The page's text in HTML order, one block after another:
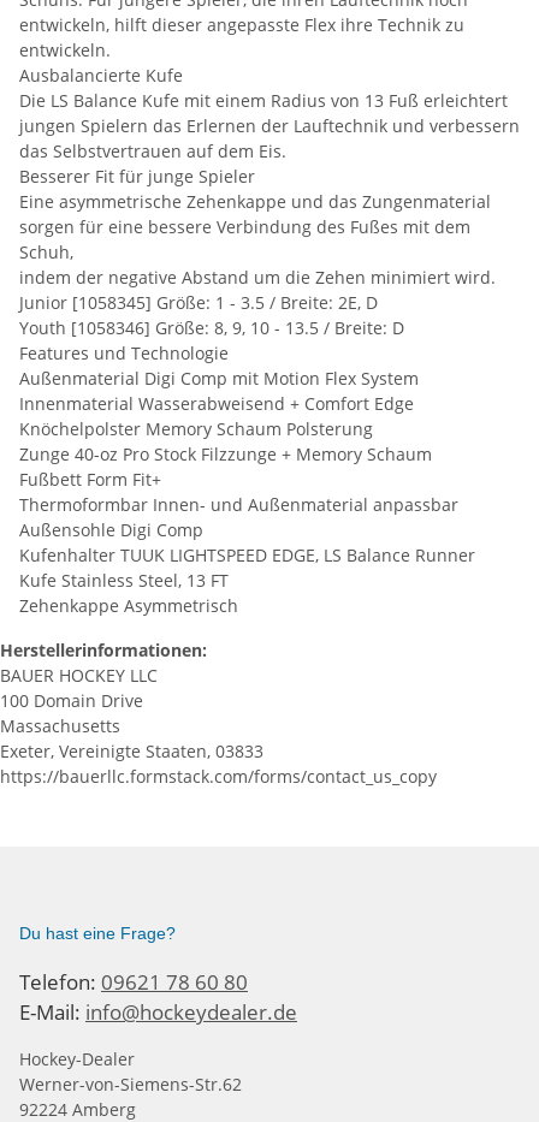
entwickeln, hilft dieser angepasste Flex ihre Technik zu
entwickeln.
Ausbalancierte Kufe
Die LS Balance Kufe mit einem Radius von 13 Fuß erleichtert
jungen Spielern das Erlernen der Lauftechnik und verbessern
das Selbstvertrauen auf dem Eis.
Besserer Fit für junge Spieler
Eine asymmetrische Zehenkappe und das Zungenmaterial
sorgen für eine bessere Verbindung des Fußes mit dem
Schuh,
indem der negative Abstand um die Zehen minimiert wird.
Junior [1058345] Größe: 1 - 3.5 / Breite: 2E, D
Youth [1058346] Größe: 8, 9, 10 - 13.5 / Breite: D
Features und Technologie
Außenmaterial Digi Comp mit Motion Flex System
Innenmaterial Wasserabweisend + Comfort Edge
Knöchelpolster Memory Schaum Polsterung
Zunge 40-oz Pro Stock Filzzunge + Memory Schaum
Fußbett Form Fit+
Thermoformbar Innen- und Außenmaterial anpassbar
Außensohle Digi Comp
Kufenhalter TUUK LIGHTSPEED EDGE, LS Balance Runner
Kufe Stainless Steel, 13 FT
Zehenkappe Asymmetrisch
Herstellerinformationen:
BAUER HOCKEY LLC
100 Domain Drive
Massachusetts
Exeter, Vereinigte Staaten, 03833
https://bauerllc.formstack.com/forms/contact_us_copy
Du hast eine Frage?
Telefon: 09621 78 60 80
E-Mail: info@hockeydealer.de
Hockey-Dealer
Werner-von-Siemens-Str.62
92224 Amberg